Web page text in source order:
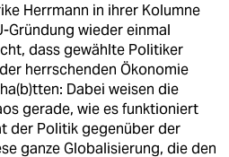
Herrmann in ihrer Kolumne
Gründung wieder einmal
dass gewählte Politiker
herrschenden Ökonomie
Dabei weisen die
gerade, wie es funktioniert
der Politik gegenüber der
ganze Globalisierung, die den